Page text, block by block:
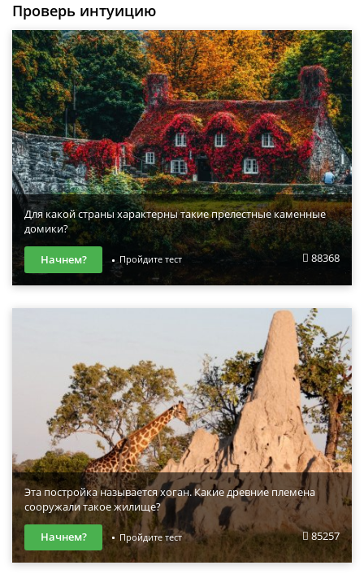
Проверь интуицию
Для какой страны характерны такие прелестные каменные
домики?
88368
Начнем? Пройдите тест
Эта постройка называется хоган. Какие древние племена
сооружали такое жилище?
85257
Начнем? Пройдите тест